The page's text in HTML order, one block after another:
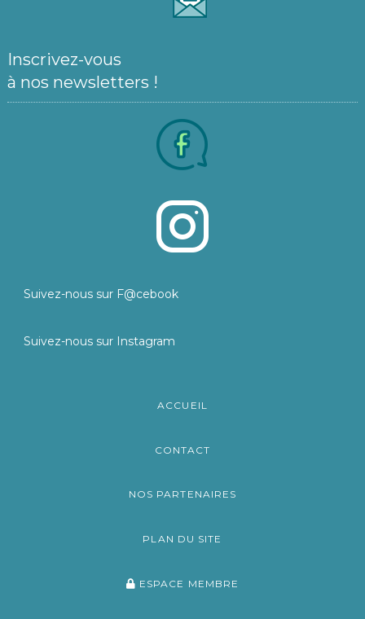
Inscrivez-vous
à nos newsletters !
Suivez-nous sur F@cebook
Suivez-nous sur Instagram
ACCUEIL
CONTACT
NOS PARTENAIRES
PLAN DU SITE
ESPACE MEMBRE